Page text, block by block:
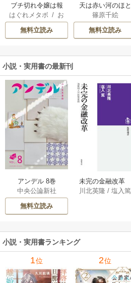
ブチ切れ令嬢は報
復を誓いました。
はぐれメタボ / お
おのいも /
無料立読み
天は赤い河のほと
り
篠原千絵
無料立読み
小説・実用書の最新刊
アンデル 8巻
中央公論新社
無料立読み
未完の金融改革
――池尾和人の政
川北英隆 /塩入篤
小説・実用書ランキング
1位 2位